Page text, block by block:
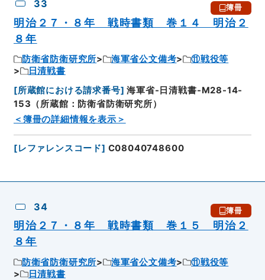
33 簿冊
明治２７・８年 戦時書類 巻１４ 明治２
８年
防衛省防衛研究所 海軍省公文備考
⑪戦役等
日清戦書
[所蔵館における請求番号] 海軍省-日清戦書-M28-14-
153（所蔵館：防衛省防衛研究所）
＜簿冊の詳細情報を表示＞
[レファレンスコード] C08040748600
34 簿冊
明治２７・８年 戦時書類 巻１５ 明治２
８年
防衛省防衛研究所 海軍省公文備考
⑪戦役等
日清戦書